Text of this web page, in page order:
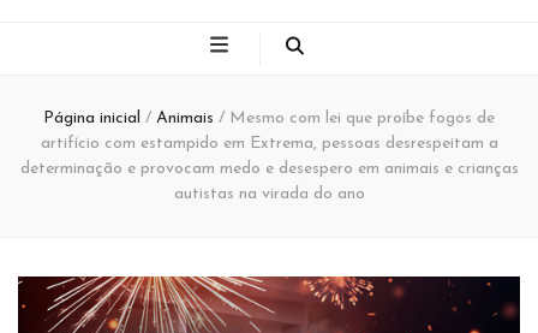
Página inicial / Animais / Mesmo com lei que proíbe fogos de
artifício com estampido em Extrema, pessoas desrespeitam a
determinação e provocam medo e desespero em animais e crianças
autistas na virada do ano